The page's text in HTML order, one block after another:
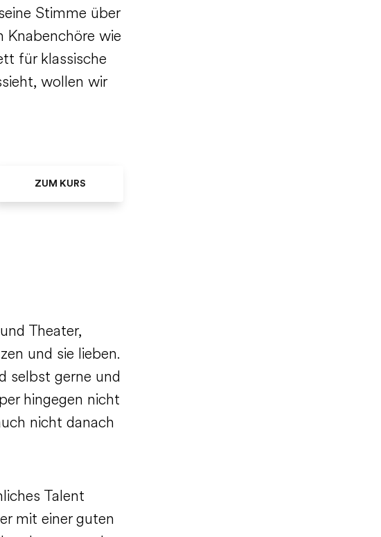
Stimme über
Knabenchöre wie
für klassische
wollen wir
ZUM KURS
Theater,
und sie lieben.
selbst gerne und
hingegen nicht
nicht danach
Talent
mit einer guten